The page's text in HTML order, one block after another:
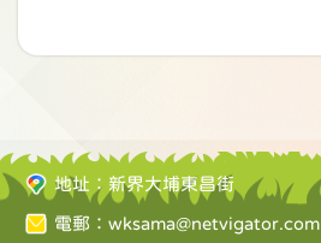
地址：新界大埔東昌街
電郵： wksama@netvigator.com